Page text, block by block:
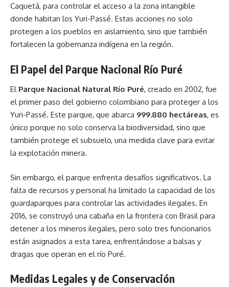
Caquetá, para controlar el acceso a la zona intangible
donde habitan los Yuri-Passé. Estas acciones no solo
protegen a los pueblos en aislamiento, sino que también
fortalecen la gobernanza indígena en la región.
El Papel del Parque Nacional Río Puré
El Parque Nacional Natural Río Puré, creado en 2002, fue
el primer paso del gobierno colombiano para proteger a los
Yuri-Passé. Este parque, que abarca 999.880 hectáreas, es
único porque no solo conserva la biodiversidad, sino que
también protege el subsuelo, una medida clave para evitar
la explotación minera.
Sin embargo, el parque enfrenta desafíos significativos. La
falta de recursos y personal ha limitado la capacidad de los
guardaparques para controlar las actividades ilegales. En
2016, se construyó una cabaña en la frontera con Brasil para
detener a los mineros ilegales, pero solo tres funcionarios
están asignados a esta tarea, enfrentándose a balsas y
dragas que operan en el río Puré.
Medidas Legales y de Conservación